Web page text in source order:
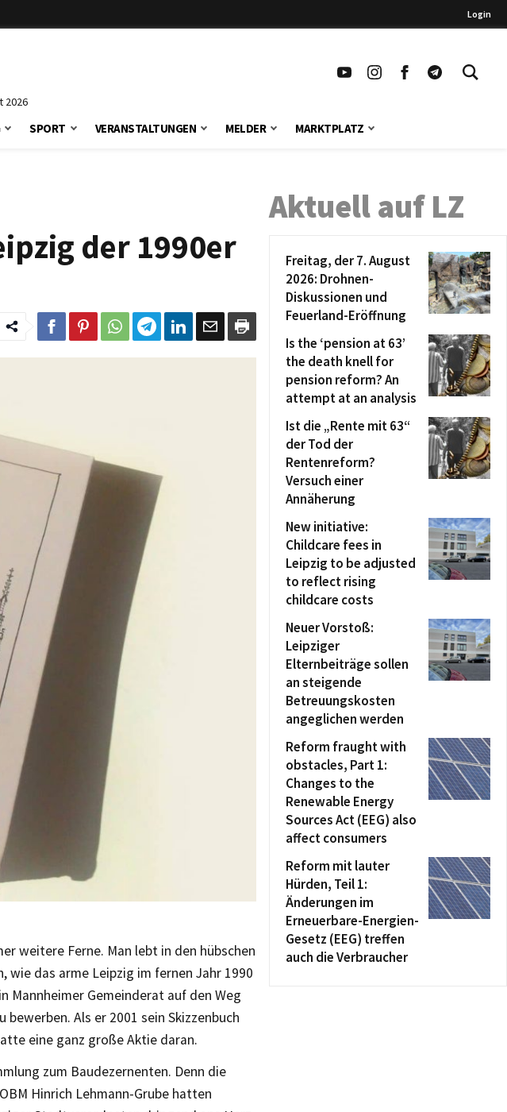
Login
2026
SPORT VERANSTALTUNGEN MELDER MARKTPLATZ
der 1990er
weitere Ferne. Man lebt in den hübschen
wie das arme Leipzig im fernen Jahr 1990
Mannheimer Gemeinderat auf den Weg
Als er 2001 sein Skizzenbuch
eine ganz große Aktie daran.
zum Baudezernenten. Denn die
Hinrich Lehmann-Grube hatten
Aktuell auf LZ
Freitag, der 7. August
2026: Drohnen-
Diskussionen und
Feuerland-Eröffnung
Is the ‘pension at 63’
the death knell for
pension reform? An
attempt at an analysis
Ist die „Rente mit 63“
der Tod der
Rentenreform?
Versuch einer
Annäherung
New initiative:
Childcare fees in
Leipzig to be adjusted
to reflect rising
childcare costs
Neuer Vorstoß:
Leipziger
Elternbeiträge sollen
an steigende
Betreuungskosten
angeglichen werden
Reform fraught with
obstacles, Part 1:
Changes to the
Renewable Energy
Sources Act (EEG) also
affect consumers
Reform mit lauter
Hürden, Teil 1:
Änderungen im
Erneuerbare-Energien-
Gesetz (EEG) treffen
auch die Verbraucher